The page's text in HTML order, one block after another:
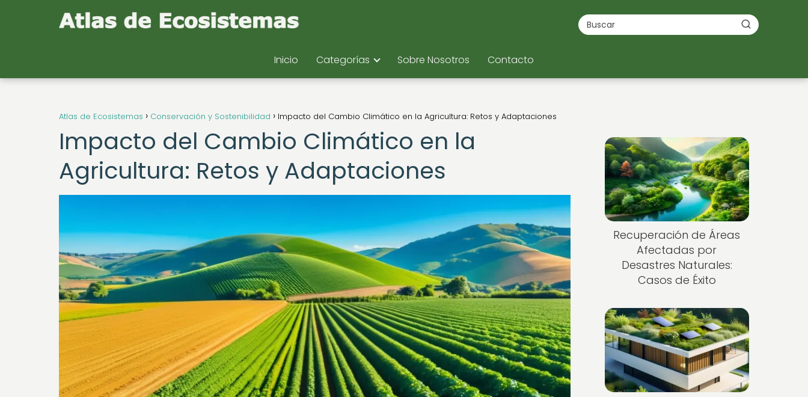
Inicio Categorías Sobre Nosotros Contacto
Atlas de Ecosistemas Conservación y Sostenibilidad Impacto del Cambio Climático en la Agricultura: Retos y Adaptaciones
Impacto del Cambio Climático en la
Agricultura: Retos y Adaptaciones
Recuperación de Áreas
Afectadas por
Desastres Naturales:
Casos de Éxito